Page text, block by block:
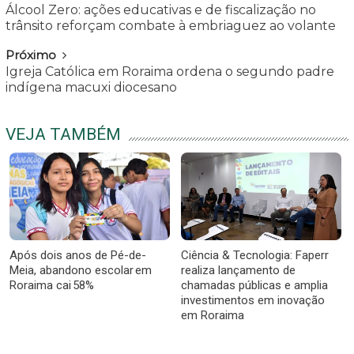
Álcool Zero: ações educativas e de fiscalização no
trânsito reforçam combate à embriaguez ao volante
Próximo
Igreja Católica em Roraima ordena o segundo padre
indígena macuxi diocesano
VEJA TAMBÉM
Após dois anos de Pé-de-
Meia, abandono escolar em
Roraima cai 58%
Ciência & Tecnologia: Faperr
realiza lançamento de
chamadas públicas e amplia
investimentos em inovação
em Roraima